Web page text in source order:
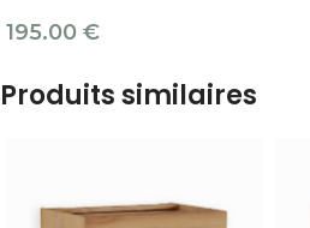
195.00 €
Produits similaires